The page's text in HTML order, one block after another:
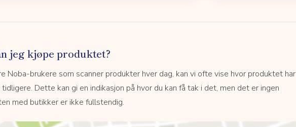
jeg kjøpe produktet?
Noba-brukere som scanner produkter hver dag, kan vi ofte vise hvor produktet har
Dette kan gi en indikasjon på hvor du kan få tak i det, men det er ingen
med butikker er ikke fullstendig.